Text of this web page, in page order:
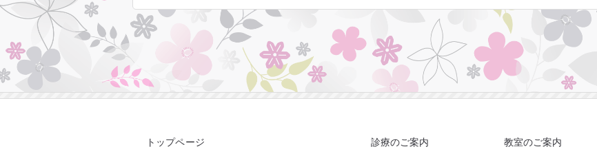
トップページ
診療のご案内
教室のご案内